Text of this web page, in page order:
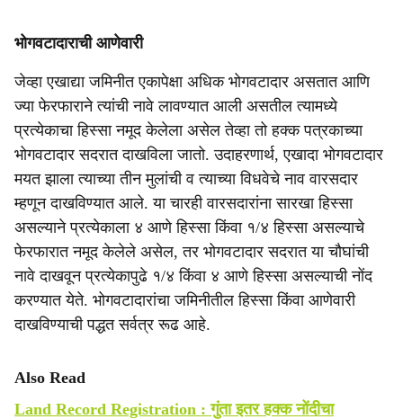
भोगवटादाराची आणेवारी
जेव्हा एखाद्या जमिनीत एकापेक्षा अधिक भोगवटादार असतात आणि
ज्या फेरफाराने त्यांची नावे लावण्यात आली असतील त्यामध्ये
प्रत्येकाचा हिस्सा नमूद केलेला असेल तेव्हा तो हक्क पत्रकाच्या
भोगवटादार सदरात दाखविला जातो. उदाहरणार्थ, एखादा भोगवटादार
मयत झाला त्याच्या तीन मुलांची व त्याच्या विधवेचे नाव वारसदार
म्हणून दाखविण्यात आले. या चारही वारसदारांना सारखा हिस्सा
असल्याने प्रत्येकाला ४ आणे हिस्सा किंवा १/४ हिस्सा असल्याचे
फेरफारात नमूद केलेले असेल, तर भोगवटादार सदरात या चौघांची
नावे दाखवून प्रत्येकापुढे १/४ किंवा ४ आणे हिस्सा असल्याची नोंद
करण्यात येते. भोगवटादारांचा जमिनीतील हिस्सा किंवा आणेवारी
दाखविण्याची पद्धत सर्वत्र रूढ आहे.
Also Read
Land Record Registration : गुंता इतर हक्क नोंदीचा